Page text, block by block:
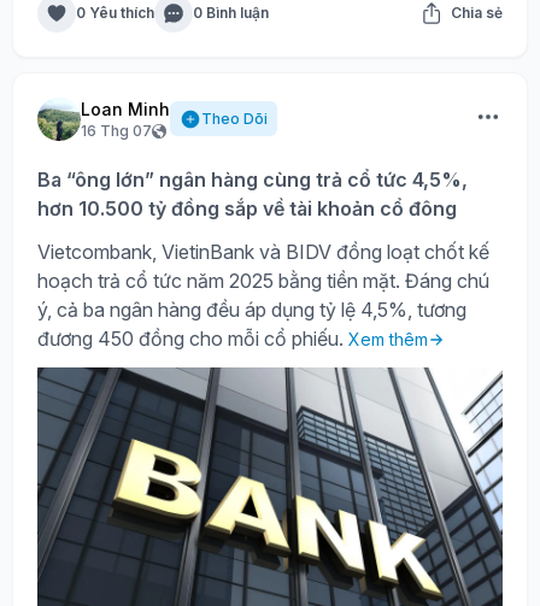
0 Yêu thích 0 Bình luận Chia sẻ
Loan Minh
16 Thg 07
Theo Dõi
Ba “ông lớn” ngân hàng cùng trả cổ tức 4,5%,
hơn 10.500 tỷ đồng sắp về tài khoản cổ đông
Vietcombank, VietinBank và BIDV đồng loạt chốt kế
hoạch trả cổ tức năm 2025 bằng tiền mặt. Đáng chú
ý, cả ba ngân hàng đều áp dụng tỷ lệ 4,5%, tương
đương 450 đồng cho mỗi cổ phiếu. Xem thêm